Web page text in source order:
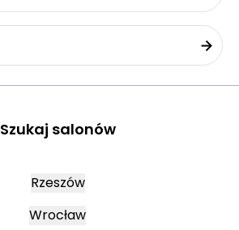
Szukaj salonów
Rzeszów
Wrocław